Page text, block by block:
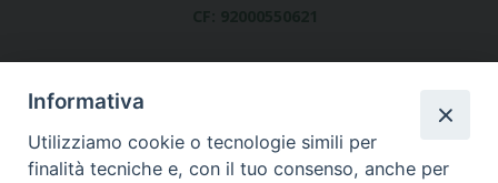
Informativa
Utilizziamo cookie o tecnologie simili per
finalità tecniche e, con il tuo consenso, anche per